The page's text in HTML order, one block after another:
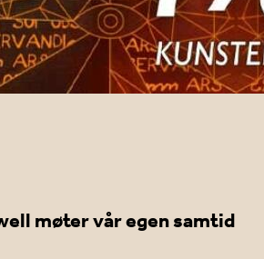
møter vår egen samtid